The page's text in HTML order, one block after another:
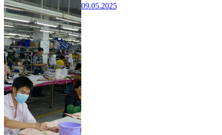
09.05.2025